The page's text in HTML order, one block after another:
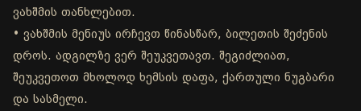
ვახშმის თანხლებით.
• ვახშმის მენიუს ირჩევთ წინასწარ, ბილეთის შეძენის
დროს. ადგილზე ვერ შეუკვეთავთ. შეგიძლიათ,
შეუკვეთოთ მხოლოდ ხემსის დაფა, ქართული ნუგბარი
და სასმელი.